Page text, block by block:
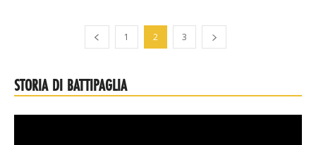
1 2 3
STORIA DI BATTIPAGLIA